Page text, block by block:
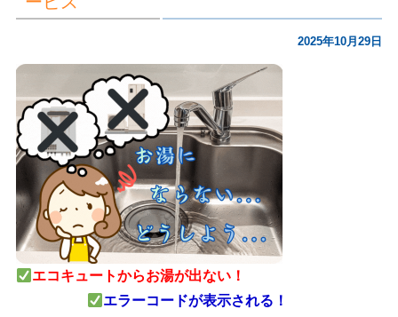
2025年10月29日
エコキュートからお湯が出ない！
エラーコードが表示される！